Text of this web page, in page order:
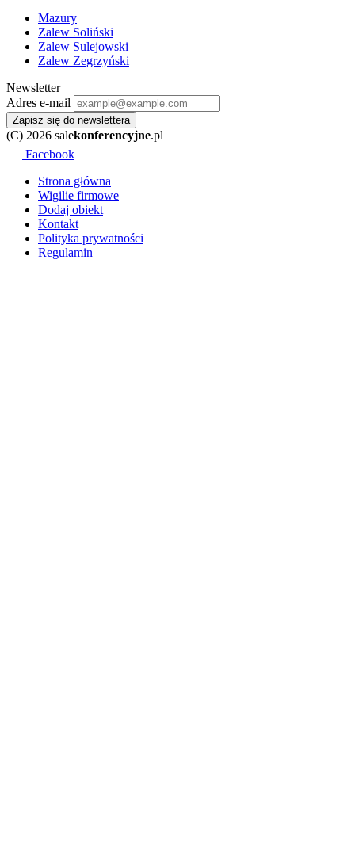
Mazury
Zalew Soliński
Zalew Sulejowski
Zalew Zegrzyński
Newsletter
Adres e-mail
Zapisz się do newslettera
(C) 2026 salekonferencyjne.pl
Facebook
Strona główna
Wigilie firmowe
Dodaj obiekt
Kontakt
Polityka prywatności
Regulamin